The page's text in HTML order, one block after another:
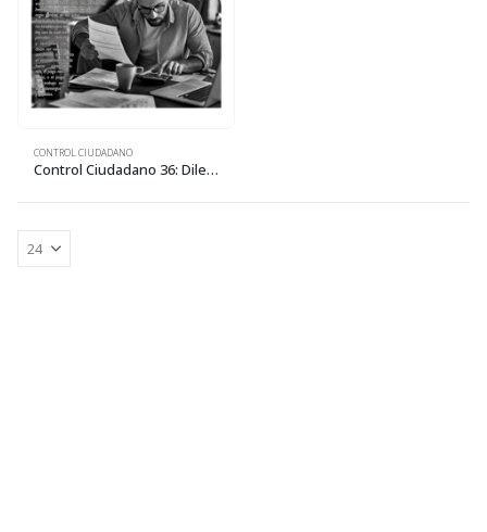
CONTROL CIUDADANO
Control Ciudadano 36: Dilemas del teletrabajo en Bolivia: ¿ventajas o explotación laboral?